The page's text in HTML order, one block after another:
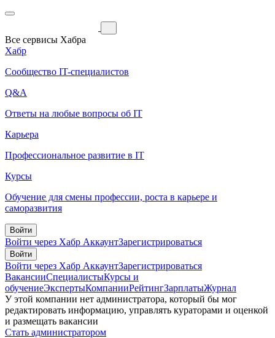
Все сервисы Хабра
Хабр
Сообщество IT-специалистов
Q&A
Ответы на любые вопросы об IT
Карьера
Профессиональное развитие в IT
Курсы
Обучение для смены профессии, роста в карьере и
саморазвития
Войти
Войти через Хабр АккаунтЗарегистрироваться
Войти
Войти через Хабр АккаунтЗарегистрироваться
ВакансииСпециалистыКурсы и
обучениеЭкспертыКомпанииРейтингЗарплатыЖурнал
У этой компании нет администратора, который бы мог
редактировать информацию, управлять кураторами и оценкой
и размещать вакансии
Стать администратором